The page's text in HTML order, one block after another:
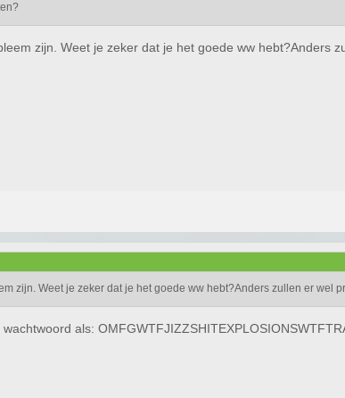
zijn. Weet je zeker dat je het goede ww hebt?Anders
zijn. Weet je zeker dat je het goede ww hebt?Anders zullen er wel
als: